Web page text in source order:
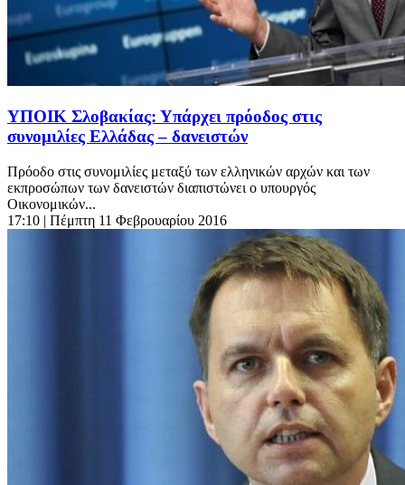
ΥΠΟΙΚ Σλοβακίας: Υπάρχει πρόοδος στις
συνομιλίες Ελλάδας – δανειστών
Πρόοδο στις συνομιλίες μεταξύ των ελληνικών αρχών και των
εκπροσώπων των δανειστών διαπιστώνει ο υπουργός
Οικονομικών...
17:10 | Πέμπτη 11 Φεβρουαρίου 2016